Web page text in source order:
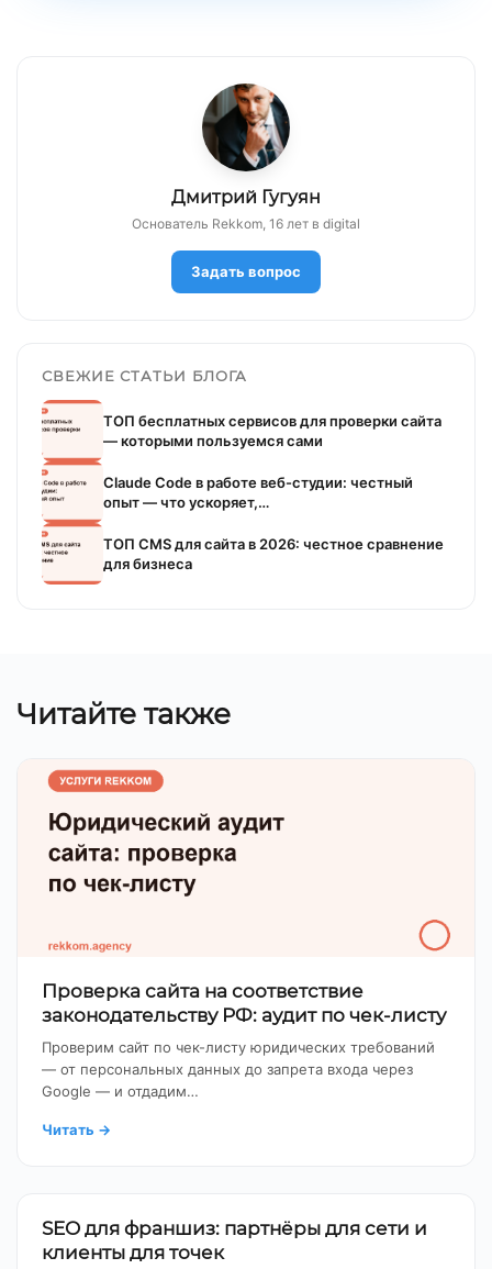
Дмитрий Гугуян
Основатель Rekkom, 16 лет в digital
Задать вопрос
СВЕЖИЕ СТАТЬИ БЛОГА
ТОП бесплатных сервисов для проверки сайта
— которыми пользуемся сами
Claude Code в работе веб-студии: честный
опыт — что ускоряет,…
ТОП CMS для сайта в 2026: честное сравнение
для бизнеса
Читайте также
Проверка сайта на соответствие
законодательству РФ: аудит по чек-листу
Проверим сайт по чек-листу юридических требований
— от персональных данных до запрета входа через
Google — и отдадим…
Читать →
SEO для франшиз: партнёры для сети и
клиенты для точек